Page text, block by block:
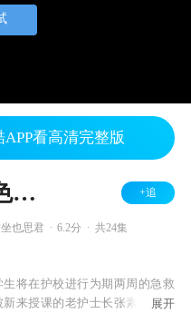
看高清完整版
晓看天色暮看云 +追
也思君 6.2分 共24集
将在护校进行为期两周的急救
来授课的老护士长张素锦叫上
展开